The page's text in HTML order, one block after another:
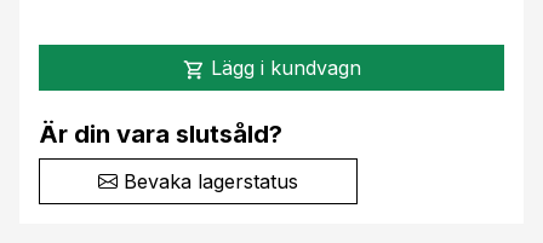
shopping_cart Lägg i kundvagn
Är din vara slutsåld?
Bevaka lagerstatus